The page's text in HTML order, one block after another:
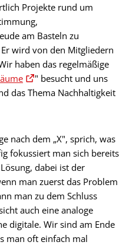
Projekte rund um
am Basteln zu
wird von den Mitgliedern
haben das regelmäßige
" besucht und uns
das Thema Nachhaltigkeit
nach dem „X", sprich, was
fokussiert man sich bereits
dabei ist der
man zuerst das Problem
man zu dem Schluss
auch eine analoge
digitale. Wir sind am Ende
man oft einfach mal